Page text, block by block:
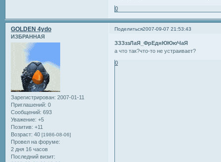
0
Поделиться2007-09-07 21:53:43
GOLDEN 4ydo
ИЗБРАННАЯ
Зарегистрирован: 2007-01-11
Приглашений: 0
Сообщений: 693
Уважение: +5
Позитив: +11
Возраст: 40 [1986-08-06]
Провел на форуме:
2 дня 16 часов
Последний визит:
ЗЗЗззЛаЯ_ФрЕднЮЮюЧаЯ
а что так?что-то не устраивает?
0